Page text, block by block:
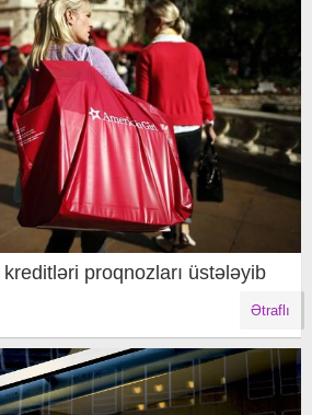
proqnozları üstələyib
Ətraflı